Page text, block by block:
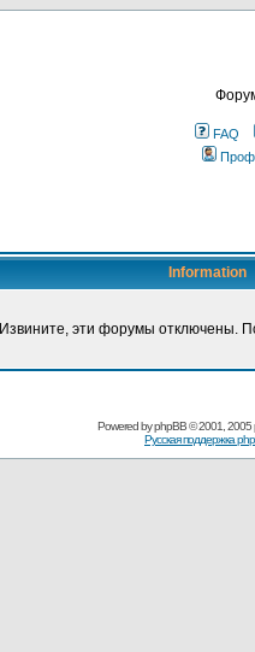
FAQ
Information
Извините, эти форумы отключены.
Powered byphpBB© 2001, 2005
Русская поддержка